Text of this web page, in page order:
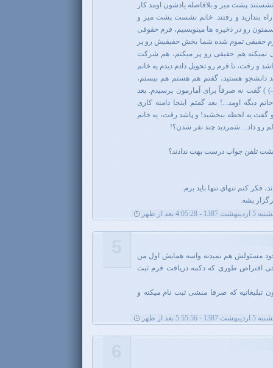
پشت میز و بلافاصله یادشون اومد کار
بندازید و رفتند. خانم نشست پشت میز و
رو در ذخیره ها مینویسیم، فرم حقوقی
حقیقی تموم شده شما بخش حقیقیش رو پر
نمیکنه هم حقیقی رو پر میکنم، هم شرکت
و رفت، تا فرم رو تحویل دادم دیدم یه خانم
دانشجو هستید، گفتم هم هستم هم نیستم،
) ) گفت نه صرفاً برای آمارمون پرسیدم. بعد
دیگه اومد...! بعد گفتم اینجا دامنه کاری
و گفت یه لحظه ببخشید! و پاشد رفت، یه خانم
رو داد... شمردید چند نفر شدن؟!
پشت تلفن جواب درست بهت ندادند؟
فکر کنم تنهای تنها باید برم.
بشه.
1387 - 4:05:28 بعد از ظهر
مسئولش هم نمیدنه واسه همایش اول من
افتراض طوری که دکمه دریافت فرم ثبت
تبلیغاتیه که صرفا منشی ثبت نام میکنه و
1387 - 5:55:56 بعد از ظهر